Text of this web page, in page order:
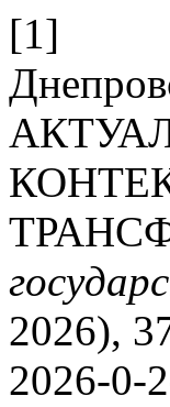
[1]
2026),
2026-0-